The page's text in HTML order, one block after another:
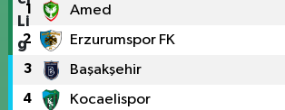
1 Amed
2 Erzurumspor FK
3 Başakşehir
4 Kocaelispor